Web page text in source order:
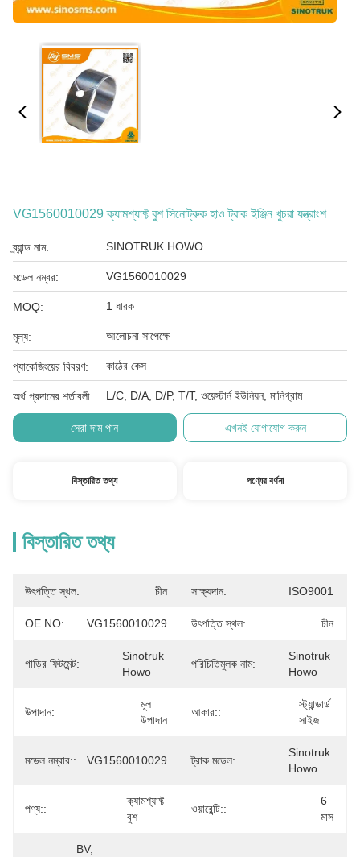
VG1560010029 ক্যামশ্যাফ্ট বুশ সিনোট্রুক হাও ট্রাক ইঞ্জিন খুচরা যন্ত্রাংশ
ব্র্যান্ড নাম: SINOTRUK HOWO
মডেল নম্বর: VG1560010029
MOQ: 1 ধারক
মূল্য: আলোচনা সাপেক্ষে
প্যাকেজিংয়ের বিবরণ: কাঠের কেস
অর্থ প্রদানের শর্তাবলী: L/C, D/A, D/P, T/T, ওয়েস্টার্ন ইউনিয়ন, মানিগ্রাম
সেরা দাম পান এখনই যোগাযোগ করুন
বিস্তারিত তথ্য পণ্যের বর্ণনা
বিস্তারিত তথ্য
উৎপত্তি স্থল: চীন সাক্ষ্যদান: ISO9001
OE NO: VG1560010029 উৎপত্তি স্থল: চীন
গাড়ির ফিটমেন্ট:
Sinotruk
Howo
পরিচিতিমুলক নাম:
Sinotruk
Howo
উপাদান:
মূল
উপাদান
আকার::
স্ট্যান্ডার্ড
সাইজ
মডেল নম্বার:: VG1560010029 ট্রাক মডেল:
Sinotruk
Howo
পণ্য::
ক্যামশ্যাফ্ট
বুশ
ওয়ারেন্টি::
6
মাস
BV,